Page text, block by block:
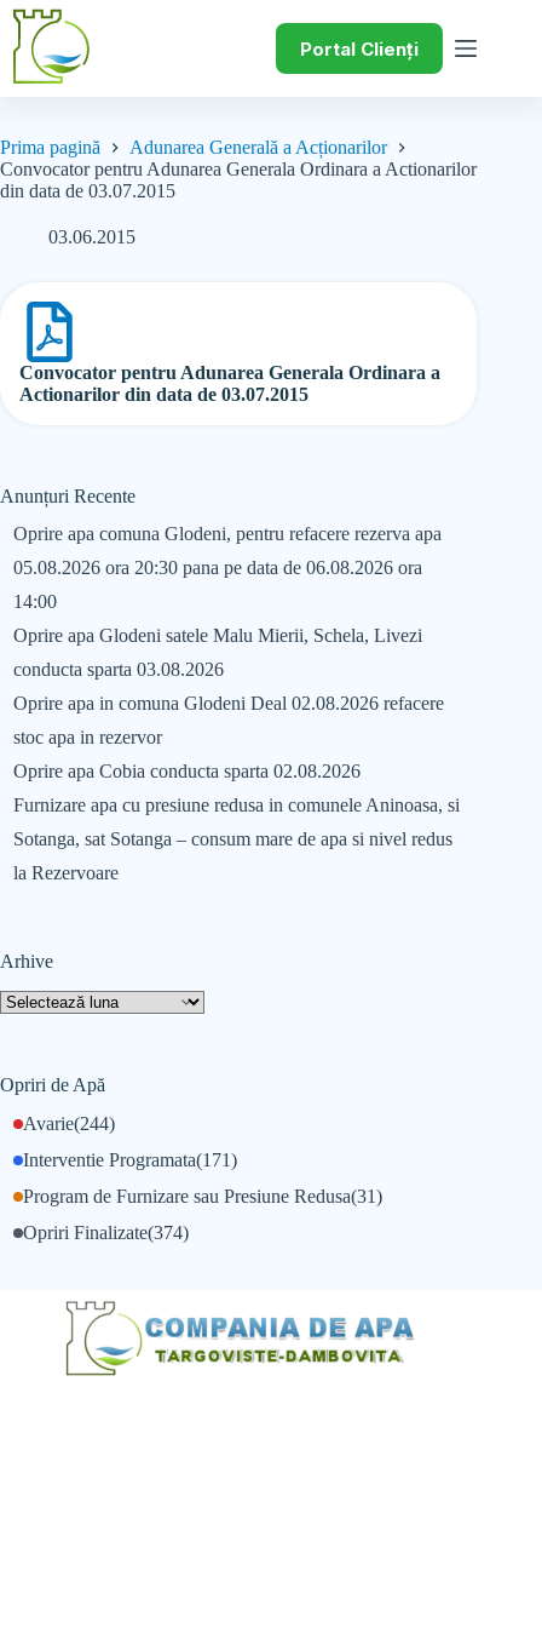
Portal Clienți
Prima pagină
Adunarea Generală a Acționarilor
Convocator pentru Adunarea Generala Ordinara a Actionarilor
din data de 03.07.2015
03.06.2015
Convocator pentru Adunarea Generala Ordinara a
Actionarilor din data de 03.07.2015
Anunțuri Recente
Oprire apa comuna Glodeni, pentru refacere rezerva apa
05.08.2026 ora 20:30 pana pe data de 06.08.2026 ora
14:00
Oprire apa Glodeni satele Malu Mierii, Schela, Livezi
conducta sparta 03.08.2026
Oprire apa in comuna Glodeni Deal 02.08.2026 refacere
stoc apa in rezervor
Oprire apa Cobia conducta sparta 02.08.2026
Furnizare apa cu presiune redusa in comunele Aninoasa, si
Sotanga, sat Sotanga – consum mare de apa si nivel redus
la Rezervoare
Arhive
Opriri de Apă
Avarie(244)
Interventie Programata(171)
Opriri Finalizate(374)
Program de Furnizare sau Presiune Redusa(31)